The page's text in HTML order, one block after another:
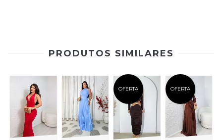
PRODUTOS SIMILARES
OFERTA OFERTA